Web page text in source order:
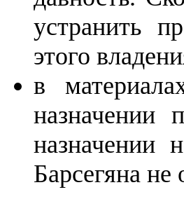
устранить
этого
в
назначении
назначении
Барсегяна не